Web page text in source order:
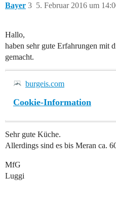
Bayer 5. Februar 2016 um
3
Hallo,
haben sehr gute Erfahrungen mit
gemacht.
burgeis.com
Cookie-Information
Sehr gute Küche.
Allerdings sind es bis Meran ca.
MfG
Luggi